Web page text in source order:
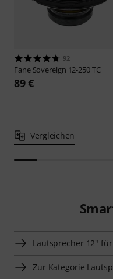
92
Fane Sovereign 12-250 TC
89 €
Vergleichen
Lautsprecher 12"
Zur Kategorie